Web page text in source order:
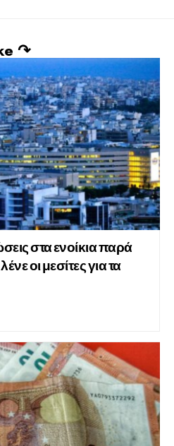
↷
στα ενοίκια παρά
οι μεσίτες για τα